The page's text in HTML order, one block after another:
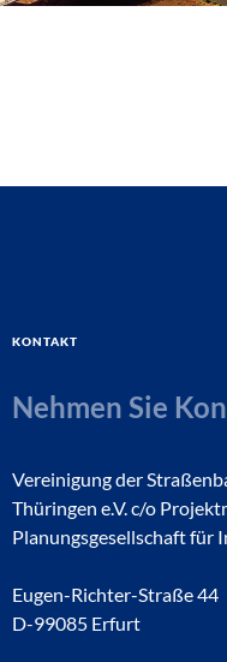
Kontakt
Nehmen Sie
Vereinigung der
Thüringen e.V. c/o
Planungsgesellschaft für
Eugen-Richter-Straße 44
D-99085 Erfurt